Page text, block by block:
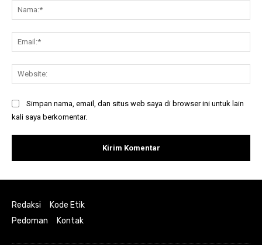
Simpan nama, email, dan situs web saya di browser ini untuk lain
kali saya berkomentar.
Redaksi
Kode Etik
Pedoman
Kontak